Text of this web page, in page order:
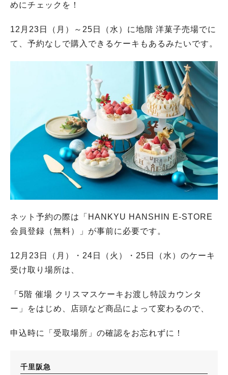
めにチェックを！
12月23日（月）～25日（水）に地階 洋菓子売場でに
て、予約なしで購入できるケーキもあるみたいです。
ネット予約の際は「HANKYU HANSHIN E-STORE
会員登録（無料）」が事前に必要です。
12月23日（月）・24日（火）・25日（水）のケーキ
受け取り場所は、
「5階 催場 クリスマスケーキお渡し特設カウンタ
ー」をはじめ、店頭など商品によって変わるので、
申込時に「受取場所」の確認をお忘れずに！
千里阪急